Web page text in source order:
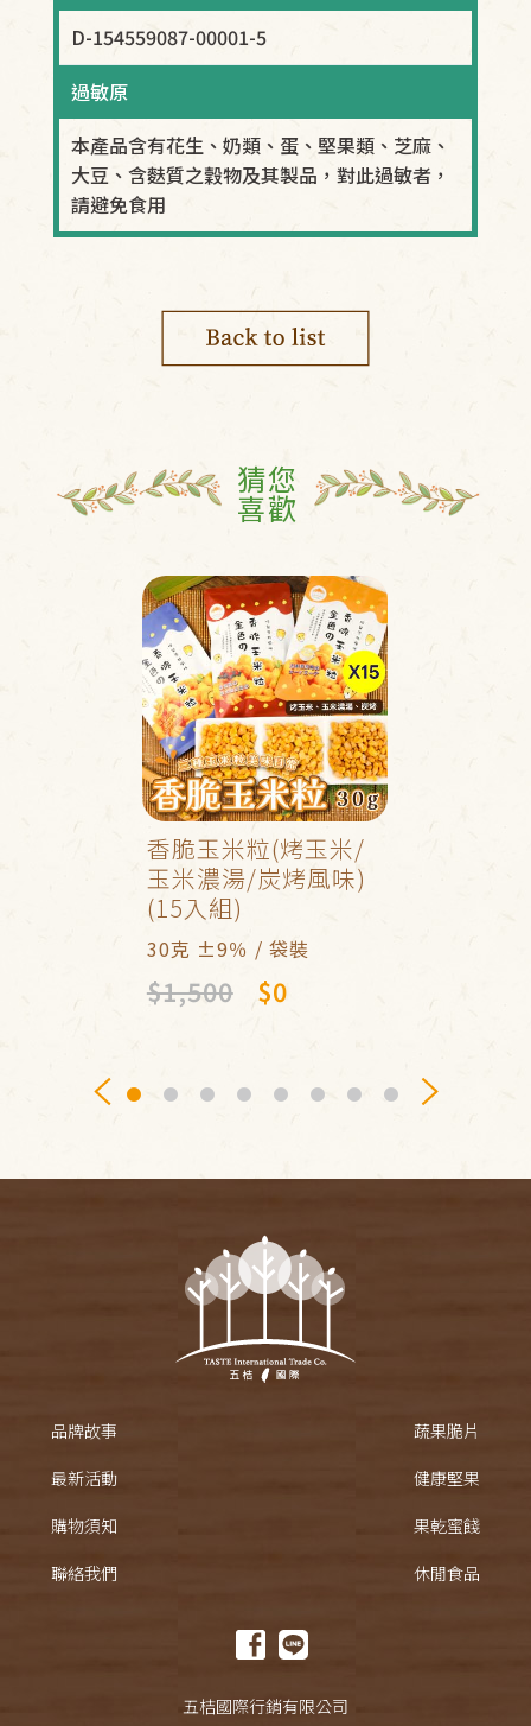
D-154559087-00001-5
過敏原
本產品含有花生、奶類、蛋、堅果類、芝麻、
大豆、含麩質之穀物及其製品，對此過敏者，
請避免食用
猜您
喜歡
香脆玉米粒(烤玉米/
玉米濃湯/炭烤風味)
(15入組)
30克 ±9％ / 袋裝
$1,500 $0
品牌故事
最新活動
購物須知
聯絡我們
蔬果脆片
健康堅果
果乾蜜餞
休閒食品
五桔國際行銷有限公司